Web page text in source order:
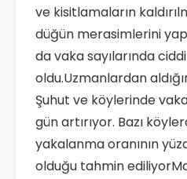
ve kisitlamaların
düğün merasimlerini
da vaka sayılarında
oldu.Uzmanlardan
Şuhut ve köylerinde
gün artırıyor. Bazı
yakalanma oranının
olduğu tahmin